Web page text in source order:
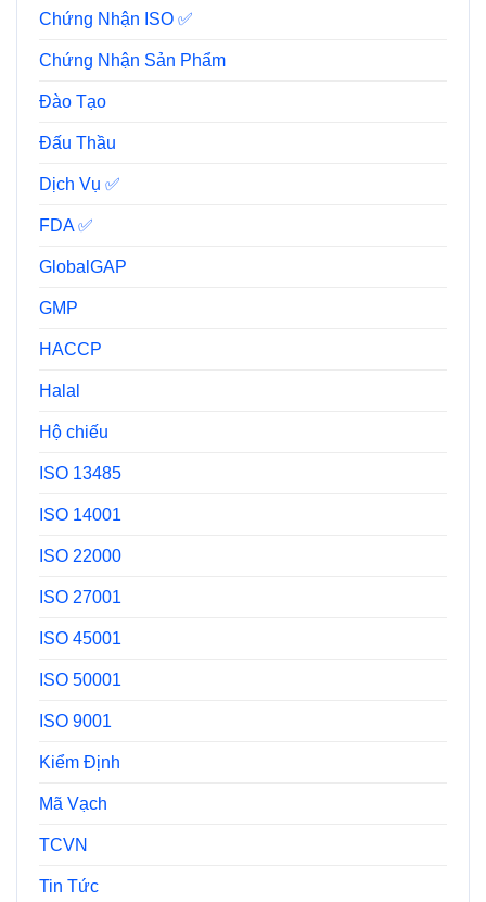
Chứng Nhận ISO ✅
Chứng Nhận Sản Phẩm
Đào Tạo
Đấu Thầu
Dịch Vụ ✅
FDA ✅
GlobalGAP
GMP
HACCP
Halal
Hộ chiếu
ISO 13485
ISO 14001
ISO 22000
ISO 27001
ISO 45001
ISO 50001
ISO 9001
Kiểm Định
Mã Vạch
TCVN
Tin Tức